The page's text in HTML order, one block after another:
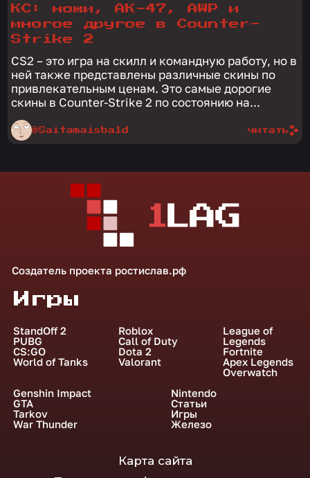
КС: ножи, АК-47, AWP и
многое другое в Counter-
Strike 2
CS2 – это игра на скилл и командную работу, но в
ней также представлены различные скины по
привлекательным ценам. Это самые дорогие
скины в Counter-Strike 2 по состоянию на...
@Saitamaisbald читать
Создатель проекта ростислав.рф
Игры
StandOff 2
PUBG
CS:GO
World of Tanks
Roblox
Call of Duty
Dota 2
Valorant
League of
Legends
Fortnite
Apex Legends
Overwatch
Genshin Impact
GTA
Tarkov
War Thunder
Nintendo
Статьи
Игры
Железо
Карта сайта